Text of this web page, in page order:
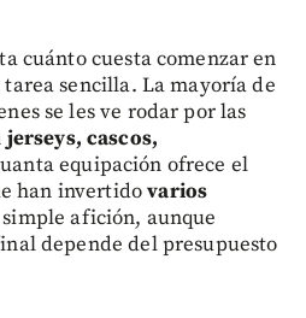
cuánto cuesta comenzar en
sencilla. La mayoría de
se les ve rodar por las
jerseys, cascos,
equipación ofrece el
han invertidovarios
afición, aunque
depende del presupuesto